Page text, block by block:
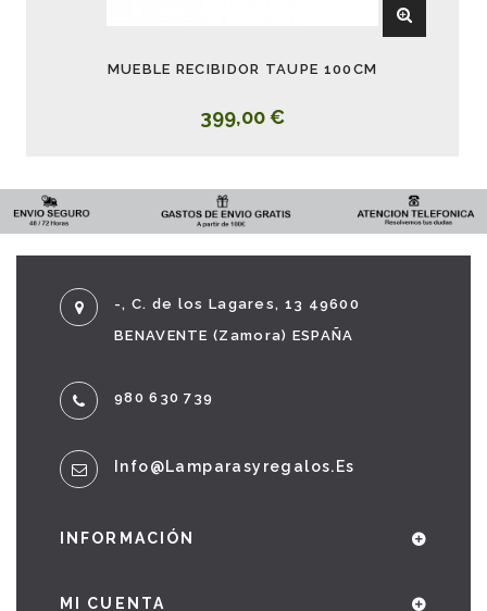
MUEBLE RECIBIDOR TAUPE 100CM
399,00 €
-, C. de los Lagares, 13 49600
BENAVENTE (Zamora) ESPAÑA
980 630 739
Info@lamparasyregalos.es
INFORMACIÓN
MI CUENTA